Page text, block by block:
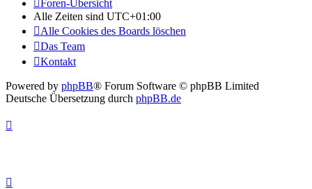
Foren-Übersicht
Alle Zeiten sind UTC+01:00
Alle Cookies des Boards löschen
Das Team
Kontakt
Powered by phpBB® Forum Software © phpBB Limited
Deutsche Übersetzung durch phpBB.de